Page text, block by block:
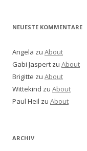
NEUESTE KOMMENTARE
Angela zu About
Gabi Jaspert zu About
Brigitte zu About
Wittekind zu About
Paul Heil zu About
ARCHIV